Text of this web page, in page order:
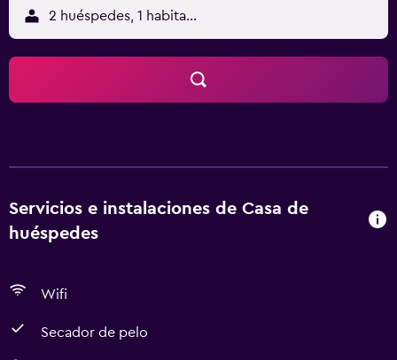
2 huéspedes, 1 habitación
Servicios e instalaciones de Casa de
huéspedes
Wifi
Secador de pelo